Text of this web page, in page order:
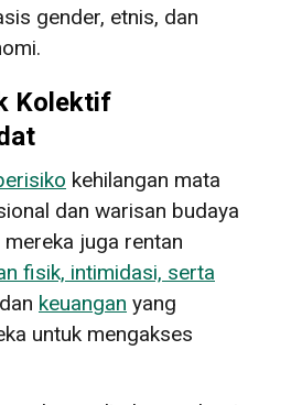
gender, etnis, dan
Kolektif
kehilangan mata
dan warisan budaya
mereka juga rentan
fisik, intimidasi, serta
dan keuangan yang
untuk mengakses